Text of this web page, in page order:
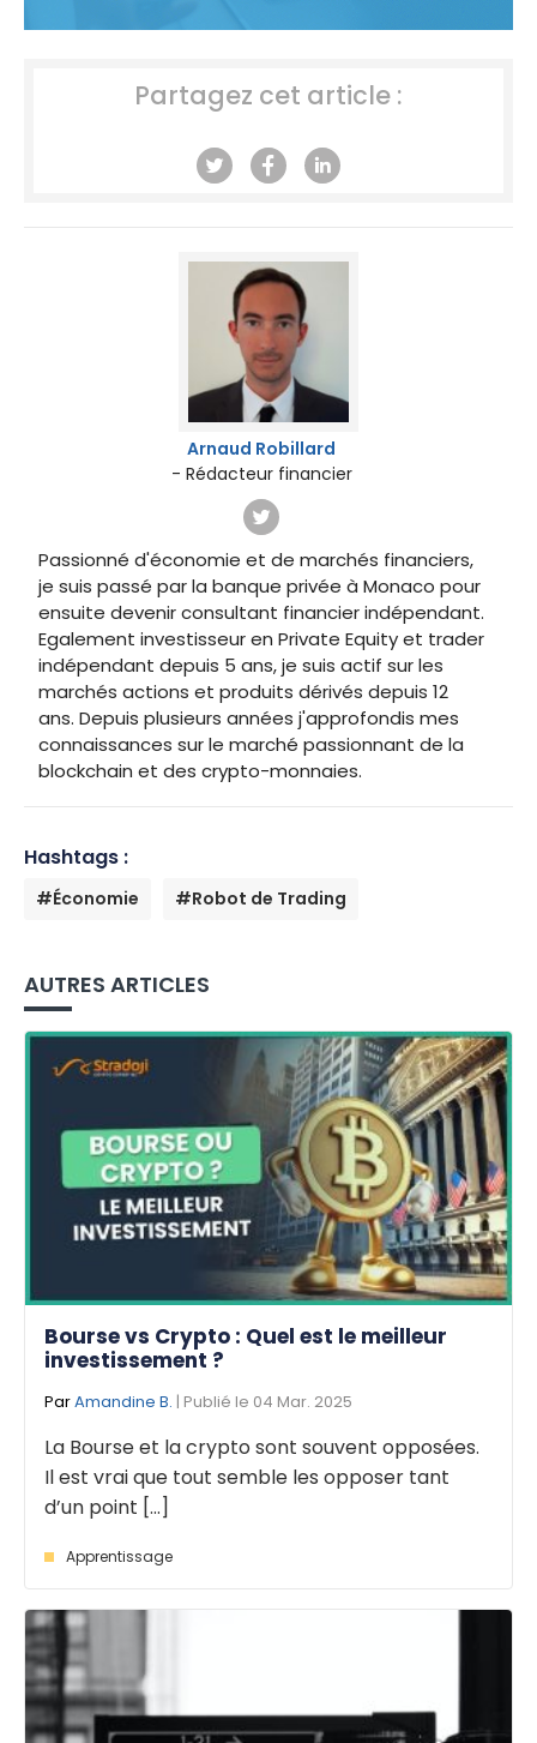
Partagez cet article :
Arnaud Robillard
- Rédacteur financier
Passionné d'économie et de marchés financiers,
je suis passé par la banque privée à Monaco pour
ensuite devenir consultant financier indépendant.
Egalement investisseur en Private Equity et trader
indépendant depuis 5 ans, je suis actif sur les
marchés actions et produits dérivés depuis 12
ans. Depuis plusieurs années j'approfondis mes
connaissances sur le marché passionnant de la
blockchain et des crypto-monnaies.
Hashtags :
#Économie #Robot de Trading
AUTRES ARTICLES
Bourse vs Crypto : Quel est le meilleur
investissement ?
ParAmandine B. | Publié le 04 Mar. 2025
La Bourse et la crypto sont souvent opposées.
Il est vrai que tout semble les opposer tant
d’un point [...]
Apprentissage